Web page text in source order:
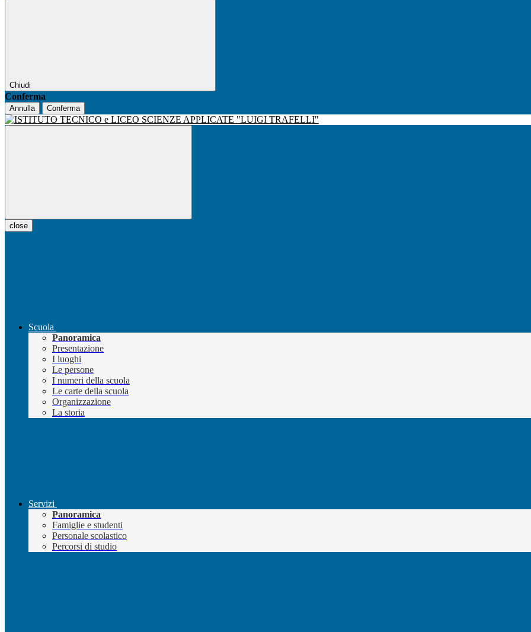
Chiudi
Conferma
Annulla Conferma
close
Scuola
Panoramica
Presentazione
I luoghi
Le persone
I numeri della scuola
Le carte della scuola
Organizzazione
La storia
Servizi
Panoramica
Famiglie e studenti
Personale scolastico
Percorsi di studio